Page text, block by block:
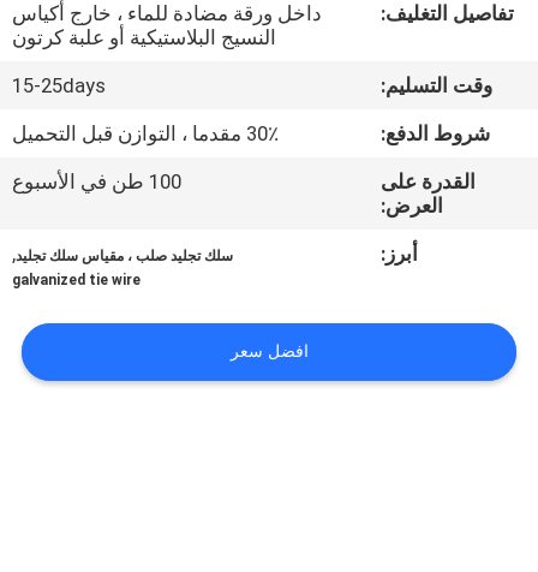
الجودة
اتصل
اقتباس
خريطة
تفاصيل التغليف:
داخل ورقة مضادة للماء ، خارج أكياس
النسيج البلاستيكية أو علبة كرتون
وقت التسليم:
15-25days
شروط الدفع:
30٪ مقدما ، التوازن قبل التحميل
القدرة على
العرض:
100 طن في الأسبوع
أبرز: سلك تجليد صلب ، مقياس سلك تجليد,
galvanized tie wire
افضل سعر